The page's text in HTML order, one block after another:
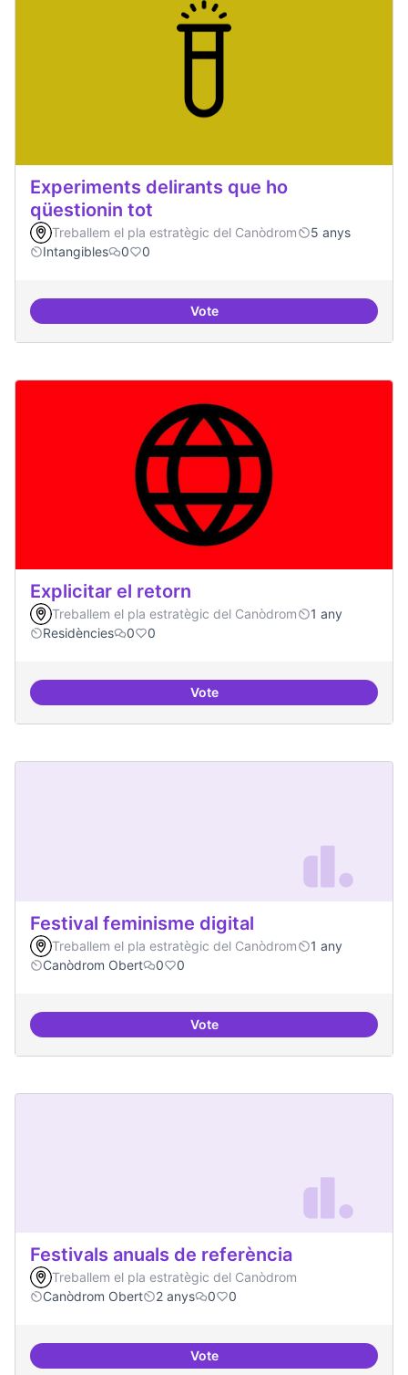
Experiments delirants que ho
qüestionin tot
Treballem el pla estratègic del Canòdrom
5 anys
Intangibles
0 0
VoteExperiments delirants que ho
Explicitar el retorn
Treballem el pla estratègic del Canòdrom
1 any
Residències
0 0
VoteExplicitar el retorn
Festival feminisme digital
Treballem el pla estratègic del Canòdrom
1 any
Canòdrom Obert
0 0
VoteFestival feminisme digital
Festivals anuals de referència
Treballem el pla estratègic del Canòdrom
Canòdrom Obert
2 anys 0 0
VoteFestivals anuals de referència